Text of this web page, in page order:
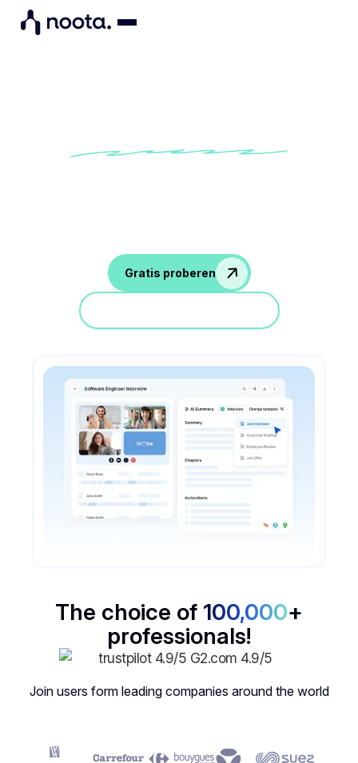
Gratis proberen
The choice of 100,000+
professionals!
Join users form leading companies around the world